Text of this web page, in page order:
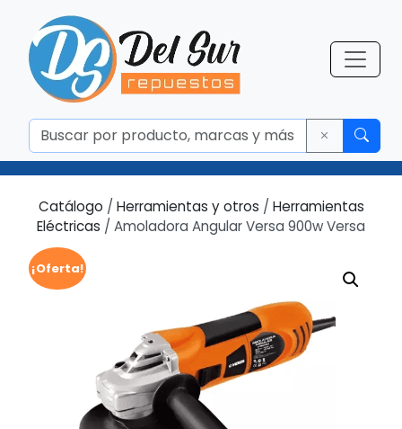
¡Oferta!
Catálogo / Herramientas y otros / Herramientas
Eléctricas / Amoladora Angular Versa 900w Versa